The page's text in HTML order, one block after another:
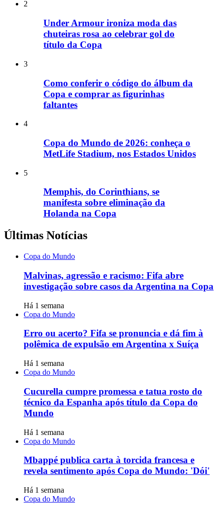
2
Under Armour ironiza moda das
chuteiras rosa ao celebrar gol do
título da Copa
3
Como conferir o código do álbum da
Copa e comprar as figurinhas
faltantes
4
Copa do Mundo de 2026: conheça o
MetLife Stadium, nos Estados Unidos
5
Memphis, do Corinthians, se
manifesta sobre eliminação da
Holanda na Copa
Últimas Notícias
Copa do Mundo
Malvinas, agressão e racismo: Fifa abre
investigação sobre casos da Argentina na Copa
Há 1 semana
Copa do Mundo
Erro ou acerto? Fifa se pronuncia e dá fim à
polêmica de expulsão em Argentina x Suíça
Há 1 semana
Copa do Mundo
Cucurella cumpre promessa e tatua rosto do
técnico da Espanha após título da Copa do
Mundo
Há 1 semana
Copa do Mundo
Mbappé publica carta à torcida francesa e
revela sentimento após Copa do Mundo: 'Dói'
Há 1 semana
Copa do Mundo